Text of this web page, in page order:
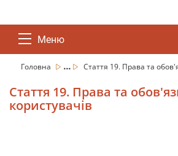
Меню
Головна ... Стаття 19. Права та
Стаття 19. Права та
користувачів